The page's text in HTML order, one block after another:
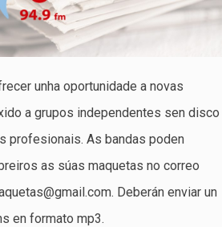
unha oportunidade a novas
a grupos independentes sen disco
profesionais. As bandas poden
as súas maquetas no correo
Deberán enviar un
en formato mp3.